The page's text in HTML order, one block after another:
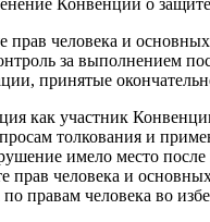
Конвенции о
прав человека и
за выполнением
принятые
как участник
толкования и
имело место
прав человека и
правам человека во